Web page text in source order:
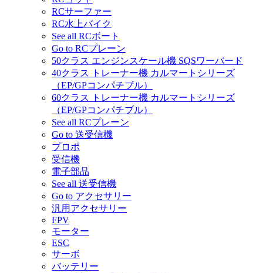
RCサーファー
RC水上バイク
See all RCボート
Go to RCプレーン
50クラス エンジンスケール機 SQSワーバード
40クラス トレーナー機 カルマートシリーズ
（EP/GPコンパチブル）
60クラス トレーナー機 カルマートシリーズ
（EP/GPコンパチブル）
See all RCプレーン
Go to 送受信機
プロポ
受信機
電子部品
See all 送受信機
Go to アクセサリー
汎用アクセサリー
FPV
モーター
ESC
サーボ
バッテリー